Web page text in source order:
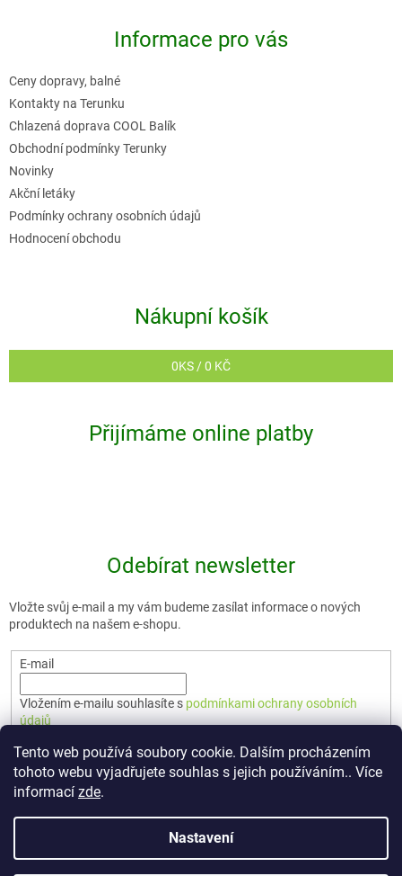
Tento web používá soubory cookie. Dalším procházením
tohoto webu vyjadřujete souhlas s jejich používáním.. Více
informací zde.
Nastavení
Informace pro vás
Ceny dopravy, balné
Kontakty na Terunku
Chlazená doprava COOL Balík
Obchodní podmínky Terunky
Novinky
Akční letáky
Podmínky ochrany osobních údajů
Hodnocení obchodu
Nákupní košík
0KS /0 KČ
Přijímáme online platby
Odebírat newsletter
Vložte svůj e-mail a my vám budeme zasílat informace o nových
produktech na našem e-shopu.
E-mail
Vložením e-mailu souhlasíte s podmínkami ochrany osobních
údajů
PŘIHLÁSIT SE
Vytvořil Shoptet Premium